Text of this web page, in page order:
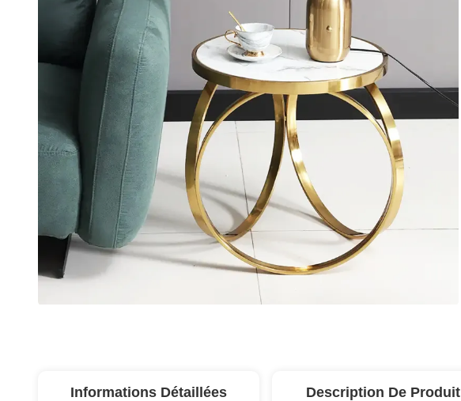
Informations Détaillées Description De Produit